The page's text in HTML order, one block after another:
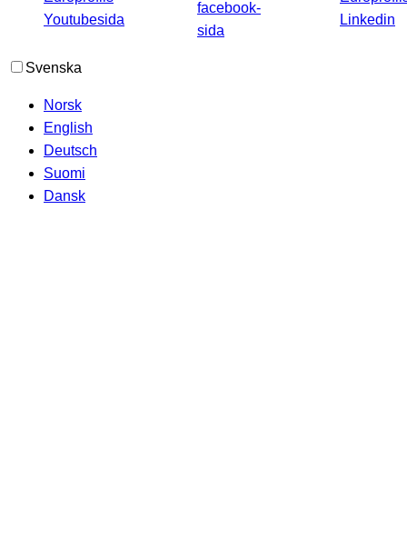
Svenska
Norsk
English
Deutsch
Suomi
Dansk